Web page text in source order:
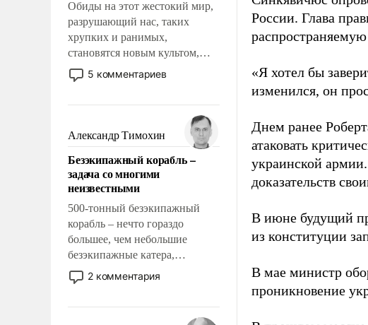
Обиды на этот жестокий мир,
разрушающий нас, таких
хрупких и ранимых,
становятся новым культом,
постепенно вытесняя и
отменяя традиционное
мужественным и твердым под
ударами судьбы, брать на себя
ответственность, помогать
слабым, идти вперед и
адаптироваться.
5 комментариев
Александр Тимохин
Безэкипажный корабль –
задача со многими
неизвестными
500-тонный безэкипажный
корабль – нечто гораздо
большее, чем небольшие
безэкипажные катера,
применение которых уже
стало обыденностью. Задача по
сложна и амбициозна. Однако
2 комментария
России. Глава
«Я хотел бы
изменился, он
Днем ранее
атаковать
украинской
доказательств
В июне будущий
из конституции
В мае министр
проникновение